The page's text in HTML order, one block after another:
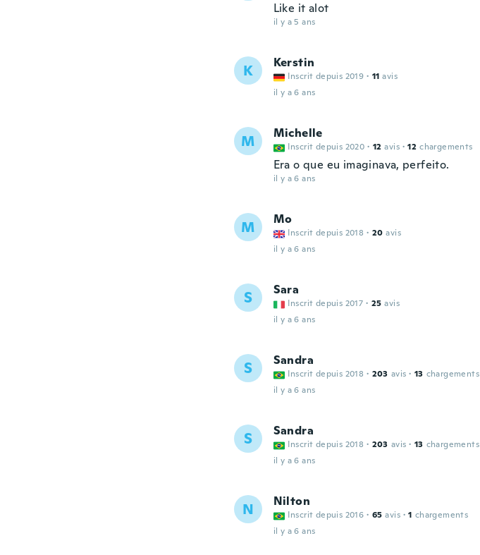
Like it alot
il y a 5 ans
K Kerstin
Inscrit depuis 2019 · 11 avis
il y a 6 ans
M Michelle
Inscrit depuis 2020 · 12 avis · 12 chargements
Era o que eu imaginava, perfeito.
il y a 6 ans
M Mo
Inscrit depuis 2018 · 20 avis
il y a 6 ans
S Sara
Inscrit depuis 2017 · 25 avis
il y a 6 ans
S Sandra
Inscrit depuis 2018 · 203 avis · 13 chargements
il y a 6 ans
S Sandra
Inscrit depuis 2018 · 203 avis · 13 chargements
il y a 6 ans
N Nilton
Inscrit depuis 2016 · 65 avis · 1 chargements
il y a 6 ans